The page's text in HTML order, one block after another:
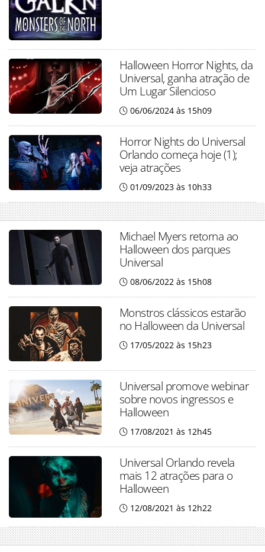
Halloween Horror Nights, da
Universal, ganha atração de
Um Lugar Silencioso
06/06/2024 às 15h09
Horror Nights do Universal
Orlando começa hoje (1);
veja atrações
01/09/2023 às 10h33
Michael Myers retorna ao
Halloween dos parques
Universal
08/06/2022 às 15h08
Monstros clássicos estarão
no Halloween da Universal
17/05/2022 às 15h23
Universal promove webinar
sobre novos ingressos e
Halloween
17/08/2021 às 12h45
Universal Orlando revela
mais 12 atrações para o
Halloween
12/08/2021 às 12h22